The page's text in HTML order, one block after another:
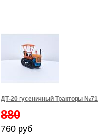
ДТ-20 гусеничный Тракторы №71
880
760 руб